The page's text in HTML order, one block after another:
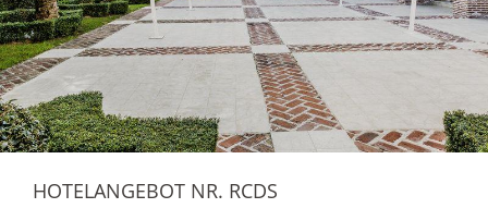
HOTELANGEBOT NR. RCDS